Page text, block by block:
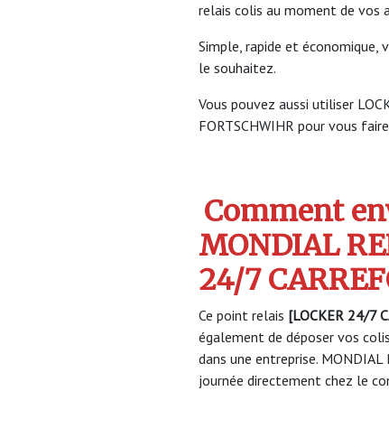
relais colis au moment de vos
Simple, rapide et économique,
le souhaitez.
Vous pouvez aussi utiliser
FORTSCHWIHR pour vous
Comment
MONDIAL
24/7
Ce point relais [LOCKER 24/7
également de déposer vos
dans une entreprise.
journée directement chez le